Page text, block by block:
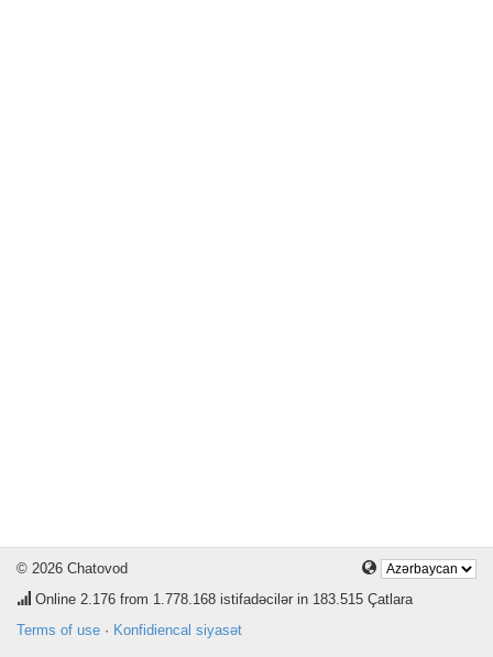
© 2026 Chatovod
Online 2.176 from 1.778.168 istifadəcilər in 183.515 Çatlara
Terms of use · Konfidiencal siyasət